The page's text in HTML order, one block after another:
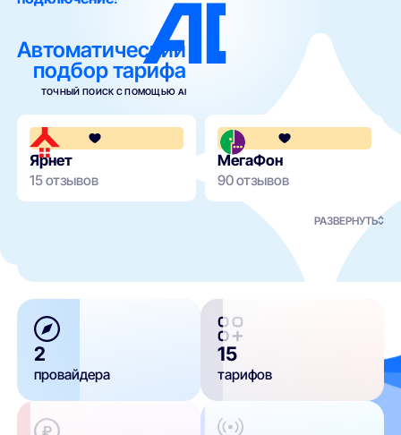
Автоматический
подбор тарифа
ТОЧНЫЙ ПОИСК С ПОМОЩЬЮ AI
3.8
Ярнет
15 отзывов
МегаФон
90 отзывов
РАЗВЕРНУТЬ
2
провайдера
15
тарифов